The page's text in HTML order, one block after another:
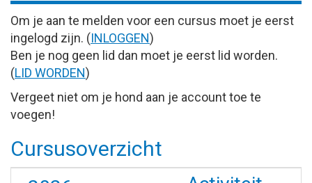
Om je aan te melden voor een cursus moet je eerst
ingelogd zijn. (INLOGGEN)
Ben je nog geen lid dan moet je eerst lid worden.
(LID WORDEN)
Vergeet niet om je hond aan je account toe te
voegen!
Cursusoverzicht